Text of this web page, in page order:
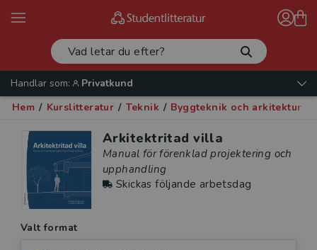
Handlar som:
Privatkund
Hem / Kurslitteratur / Teknik / Byggteknik och arkitektur
Arkitektritad villa
Manual för förenklad projektering och
upphandling
Skickas följande arbetsdag
Valt format